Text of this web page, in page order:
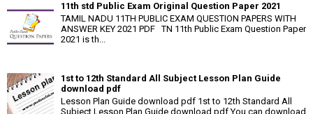
11th std Public Exam Original Question Paper 2021
TAMIL NADU 11TH PUBLIC EXAM QUESTION PAPERS WITH
ANSWER KEY 2021 PDF TN 11th Public Exam Question Paper
2021 is th...
1st to 12th Standard All Subject Lesson Plan Guide
download pdf
Lesson Plan Guide download pdf 1st to 12th Standard All
Subject Lesson Plan Guide download pdf You can download